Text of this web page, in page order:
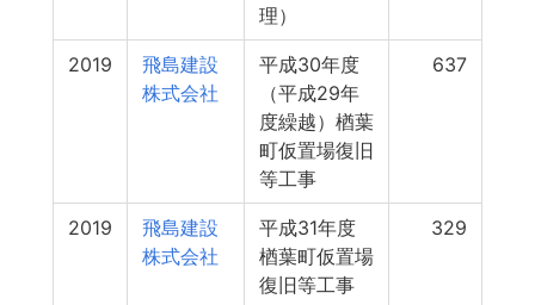
理）
2019
飛島建設
株式会社
平成30年度
（平成29年
度繰越）楢葉
町仮置場復旧
等工事
637
2019
飛島建設
株式会社
平成31年度
楢葉町仮置場
復旧等工事
329